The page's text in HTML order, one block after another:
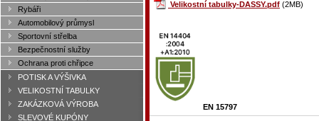
Rybáři
Automobilový průmysl
Sportovní střelba
Bezpečnostní služby
Ochrana proti chřipce
POTISK A VÝŠIVKA
VELIKOSTNÍ TABULKY
ZAKÁZKOVÁ VÝROBA
SLEVOVÉ KUPÓNY
Velikostní tabulky-DASSY.pdf (2MB)
EN 15797